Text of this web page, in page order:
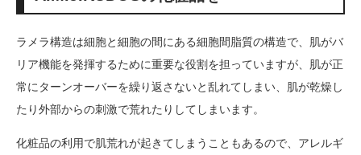
ラメラ構造は細胞と細胞の間にある細胞間脂質の構造で、肌がバ
リア機能を発揮するために重要な役割を担っていますが、肌が正
常にターンオーバーを繰り返さないと乱れてしまい、肌が乾燥し
たり外部からの刺激で荒れたりしてしまいます。
化粧品の利用で肌荒れが起きてしまうこともあるので、アレルギ